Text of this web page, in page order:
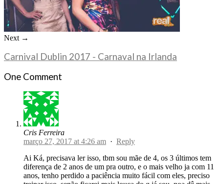
Next →
Carnival Dublin 2017 - Carnaval na Irlanda
One Comment
Cris Ferreira
março 27, 2017 at 4:26 am · Reply
Ai Ká, precisava ler isso, tbm sou mãe de 4, os 3 últimos tem
diferença de 2 anos de um pra outro, e o mais velho ja com 11
anos, tenho perdido a paciência muito fácil com eles, preciso